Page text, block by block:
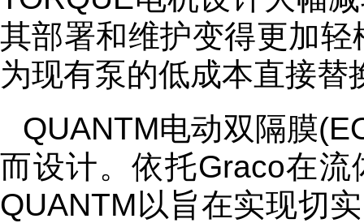
其部署和维护变得更加
为现有泵的低成本直接替
QUANTM电动双隔膜
而设计。依托Graco在
QUANTM以旨在实现切